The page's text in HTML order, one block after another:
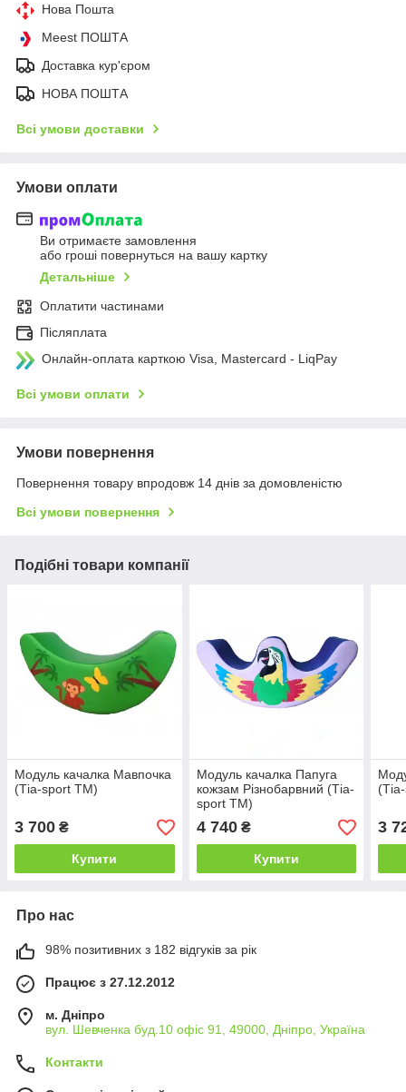
Нова Пошта
Meest ПОШТА
Доставка кур'єром
НОВА ПОШТА
Всі умови доставки
Умови оплати
Ви отримаєте замовлення
або гроші повернуться на вашу картку
Детальніше
Оплатити частинами
Післяплата
Онлайн-оплата карткою Visa, Mastercard - LiqPay
Всі умови оплати
Умови повернення
Повернення товару впродовж 14 днів за домовленістю
Всі умови повернення
Подібні товари компанії
Модуль качалка Мавпочка
(Тіа-sport ТМ)
3 700 ₴
Купити
Модуль качалка Папуга
кожзам Різнобарвний (Тіа-
sport ТМ)
4 740₴
Купити
3
Про нас
98% позитивних з 182 відгуків за рік
Працює з 27.12.2012
м. Дніпро
вул. Шевченка буд.10 офіс 91, 49000, Дніпро, Україна
Контакти